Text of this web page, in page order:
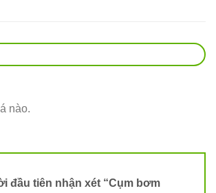
nào.
đầu tiên nhận xét “Cụm bơm